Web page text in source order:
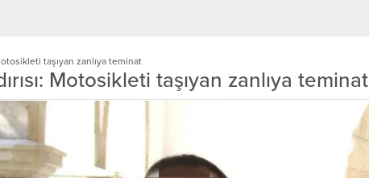
taşıyan zanlıya teminat
Motosikleti taşıyan zanlıya teminat